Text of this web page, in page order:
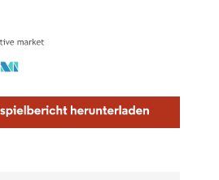
erfordert Namensnennung gemäß CC BY 4.0.